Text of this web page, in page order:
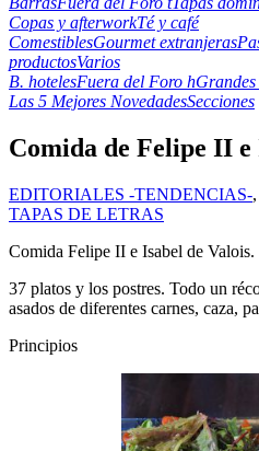
Copas y afterworkTé y café
ComestiblesGourmet extranjeras
productosVarios
B. hotelesFuera del Foro hGrandes
Las 5 Mejores NovedadesSecciones
Comida de Felipe II e
EDITORIALES -TENDENCIAS-,
TAPAS DE LETRAS
Comida Felipe II e Isabel de Valois.
37 platos y los postres. Todo un
asados de diferentes carnes, caza,
Principios